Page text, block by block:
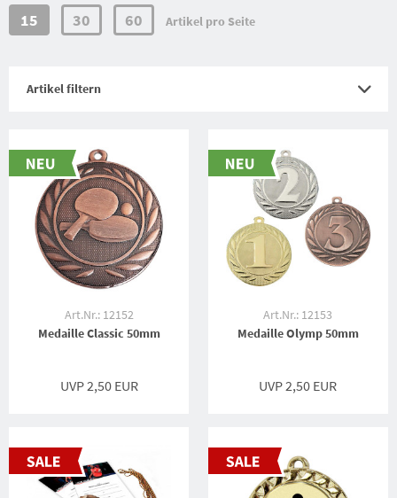
Artikel filtern
15 30 60 Artikel pro Seite
Art.Nr.: 12152
Medaille Classic 50mm
UVP 2,50 EUR
Art.Nr.: 12153
Medaille Olymp 50mm
UVP 2,50 EUR